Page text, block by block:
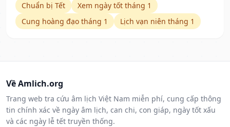
Chuẩn bị Tết
Xem ngày tốt tháng 1
Cung hoàng đạo tháng 1
Lịch vạn niên tháng 1
Về Amlich.org
Trang web tra cứu âm lịch Việt Nam miễn phí, cung cấp thông
tin chính xác về ngày âm lịch, can chi, con giáp, ngày tốt xấu
và các ngày lễ tết truyền thống.